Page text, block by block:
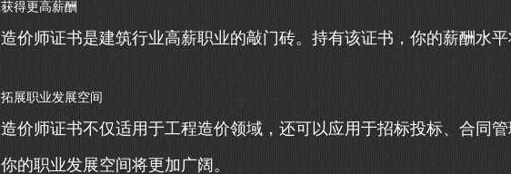
获得更高薪酬
造价师证书是建筑行业高薪职业的敲门砖。持有该证书，你的薪酬水平
拓展职业发展空间
造价师证书不仅适用于工程造价领域，还可以应用于招标投标、合同管
你的职业发展空间将更加广阔。